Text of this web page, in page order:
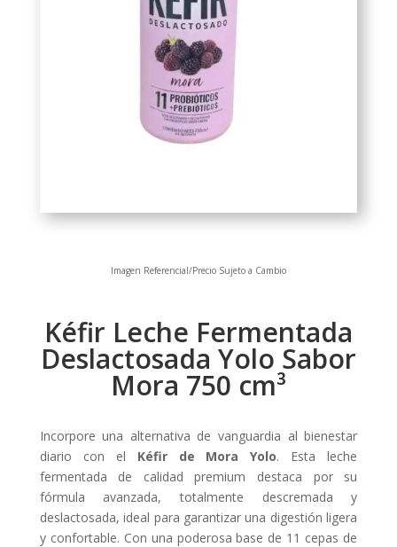
Imagen Referencial/Precio Sujeto a Cambio
Kéfir Leche Fermentada
Deslactosada Yolo Sabor
Mora 750 cm³
Incorpore una alternativa de vanguardia al bienestar
diario con el Kéfir de Mora Yolo. Esta leche
fermentada de calidad premium destaca por su
fórmula avanzada, totalmente descremada y
deslactosada, ideal para garantizar una digestión ligera
y confortable. Con una poderosa base de 11 cepas de